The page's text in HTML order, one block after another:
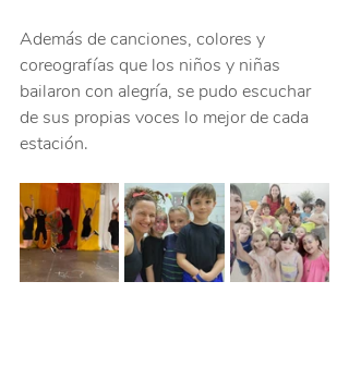
Además de canciones, colores y
coreografías que los niños y niñas
bailaron con alegría, se pudo escuchar
de sus propias voces lo mejor de cada
estación.